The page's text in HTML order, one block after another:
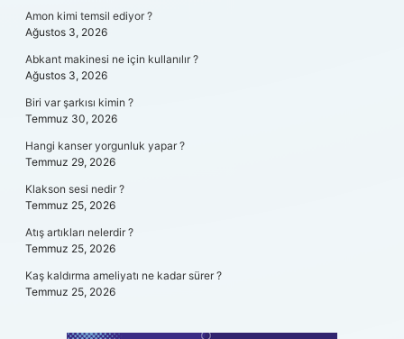
Amon kimi temsil ediyor ?
Ağustos 3, 2026
Abkant makinesi ne için kullanılır ?
Ağustos 3, 2026
Biri var şarkısı kimin ?
Temmuz 30, 2026
Hangi kanser yorgunluk yapar ?
Temmuz 29, 2026
Klakson sesi nedir ?
Temmuz 25, 2026
Atış artıkları nelerdir ?
Temmuz 25, 2026
Kaş kaldırma ameliyatı ne kadar sürer ?
Temmuz 25, 2026